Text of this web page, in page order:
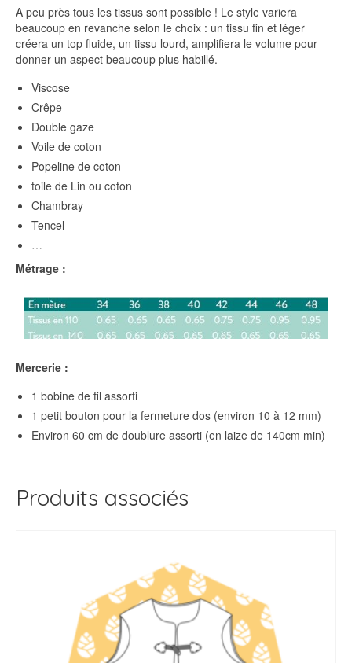
A peu près tous les tissus sont possible ! Le style variera
beaucoup en revanche selon le choix : un tissu fin et léger
créera un top fluide, un tissu lourd, amplifiera le volume pour
donner un aspect beaucoup plus habillé.
Viscose
Crêpe
Double gaze
Voile de coton
Popeline de coton
toile de Lin ou coton
Chambray
Tencel
…
Métrage :
Mercerie :
1 bobine de fil assorti
1 petit bouton pour la fermeture dos (environ 10 à 12 mm)
Environ 60 cm de doublure assorti (en laize de 140cm min)
Produits associés